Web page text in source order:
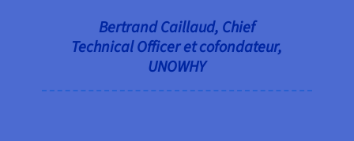
Bertrand Caillaud, Chief
Technical Officer et cofondateur,
UNOWHY